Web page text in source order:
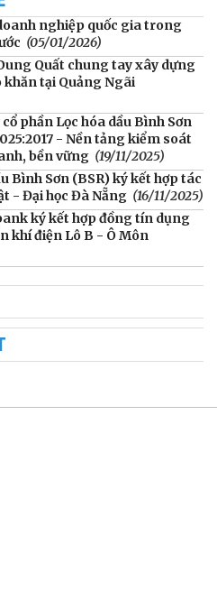
nghiệp quốc gia trong
(05/01/2026)
Quất chung tay xây dựng
khăn tại Quảng Ngãi
phần Lọc hóa dầu Bình Sơn
- Nền tảng kiểm soát
bền vững (19/11/2025)
Bình Sơn (BSR) ký kết hợp tác
- Đại học Đà Nẵng (16/11/2025)
ký kết hợp đồng tín dụng
khí điện Lô B - Ô Môn